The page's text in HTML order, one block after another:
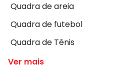
Quadra de areia
Quadra de futebol
Quadra de Tênis
Ver mais